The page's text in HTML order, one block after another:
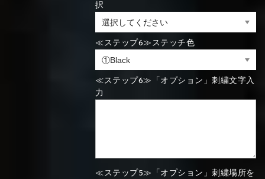
⑳Purple
⑳Purple
択
≪ステップ6≫ステッチ色
≪ステップ6≫「オプション」刺繍文字入
力
≪ステップ5≫「オプション」刺繍場所を